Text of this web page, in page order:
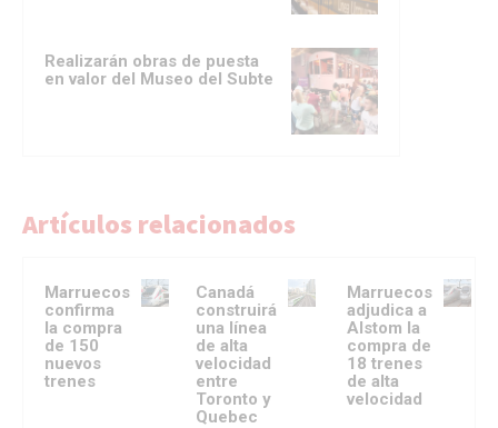
Realizarán obras de puesta
en valor del Museo del Subte
Artículos relacionados
Marruecos
confirma
la compra
de 150
nuevos
trenes
Canadá
construirá
una línea
de alta
velocidad
entre
Toronto y
Quebec
Marruecos
adjudica a
Alstom la
compra de
18 trenes
de alta
velocidad